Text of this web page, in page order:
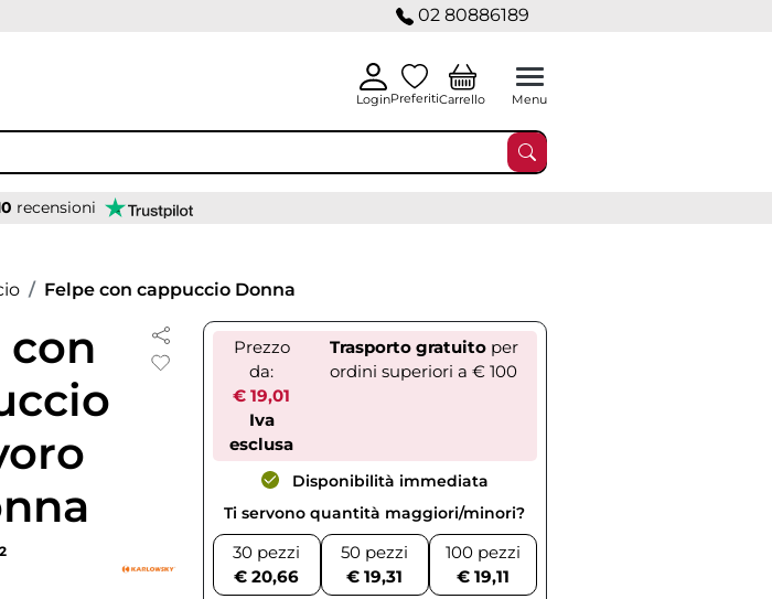
02 80886189
LoginPreferitiCarrello Menu
recensioni
Felpe con cappuccio Donna
con
Prezzo
da:
€ 19,01
Iva
esclusa
Trasporto gratuitoper
ordini superiori a € 100
Disponibilità immediata
Ti servono quantità maggiori/minori?
30 pezzi
€ 20,66
50 pezzi
€ 19,31
100 pezzi
€ 19,11